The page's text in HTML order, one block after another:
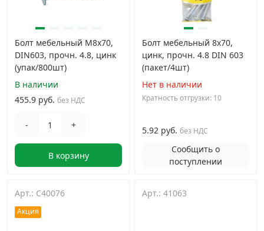
Болт мебельный М8х70,
DIN603, прочн. 4.8, цинк
(упак/800шт)
В наличии
455.9 руб. без НДС
- +
В корзину
Болт мебельный 8х70,
цинк, прочн. 4.8 DIN 603
(пакет/4шт)
Нет в наличии
Кратность отгрузки: 10
5.92 руб. без НДС
Сообщить о
поступлении
Арт.: C40076
Акция
Арт.: 41063